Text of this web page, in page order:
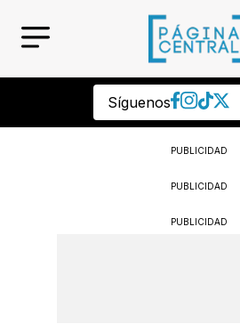
Síguenos
PUBLICIDAD
PUBLICIDAD
PUBLICIDAD